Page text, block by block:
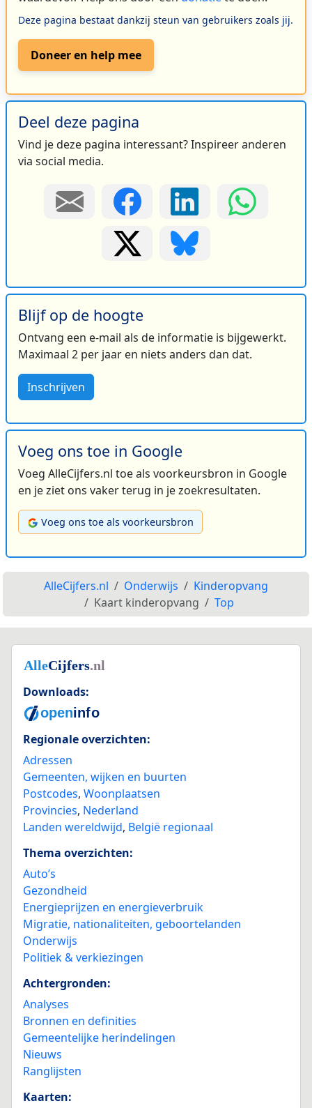
Deze pagina bestaat dankzij steun van gebruikers zoals jij.
Doneer en help mee
Deel deze pagina
Vind je deze pagina interessant? Inspireer anderen
via social media.
Blijf op de hoogte
Ontvang een e-mail als de informatie is bijgewerkt.
Maximaal 2 per jaar en niets anders dan dat.
Inschrijven
Voeg ons toe in Google
Voeg AlleCijfers.nl toe als voorkeursbron in Google
en je ziet ons vaker terug in je zoekresultaten.
Voeg ons toe als voorkeursbron
AlleCijfers.nl Onderwijs
Kinderopvang
Kaart kinderopvang
Top
Downloads:
Regionale overzichten:
Adressen
Gemeenten, wijken en buurten
Postcodes, Woonplaatsen
Provincies, Nederland
Landen wereldwijd, België regionaal
Thema overzichten:
Auto’s
Gezondheid
Energieprijzen en energieverbruik
Migratie, nationaliteiten, geboortelanden
Onderwijs
Politiek & verkiezingen
Achtergronden:
Analyses
Bronnen en definities
Gemeentelijke herindelingen
Nieuws
Ranglijsten
Kaarten: